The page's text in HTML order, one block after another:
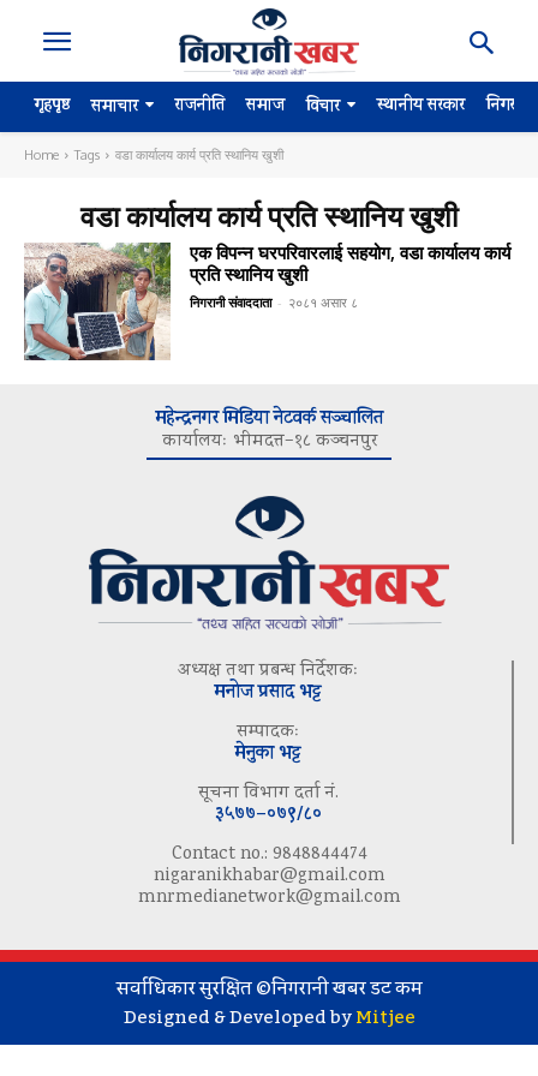
गृहपृष्ठ समाचार राजनीति समाज विचार स्थानीय सरकार
Home Tags वडा कार्यालय कार्य प्रति स्थानिय खुशी
वडा कार्यालय कार्य प्रति स्थानिय खुशी
एक विपन्न घरपरिवारलाई सहयोग, वडा कार्यालय कार्य
प्रति स्थानिय खुशी
निगरानी संवाददाता - २०८१ असार ८
महेन्द्रनगर मिडिया नेटवर्क सञ्चालित
कार्यालयः भीमदत्त–१८ कञ्चनपुर
अध्यक्ष तथा प्रबन्ध निर्देशकः
मनोज प्रसाद भट्ट
सम्पादकः
मेनुका भट्ट
सूचना विभाग दर्ता नं.
३५७७–०७९/८०
Contact no.: 9848844474
nigaranikhabar@gmail.com
mnrmedianetwork@gmail.com
सर्वाधिकार सुरक्षित ©निगरानी खबर डट कम
Designed & Developed byMitjee